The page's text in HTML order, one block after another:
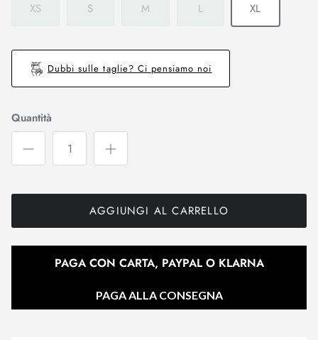
XS
S M L XL
Dubbi sulle taglie? Ci pensiamo noi
Quantità
AGGIUNGI AL CARRELLO
PAGA CON CARTA, PAYPAL O KLARNA
PAGA ALLA CONSEGNA